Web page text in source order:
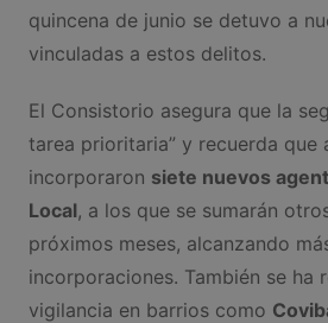
quincena de junio se detuvo a
vinculadas a estos delitos.
El Consistorio asegura que la
tarea prioritaria” y recuerda que
incorporaron siete nuevos
Local, a los que se sumarán
próximos meses, alcanzando
incorporaciones. También se ha
vigilancia en barrios como